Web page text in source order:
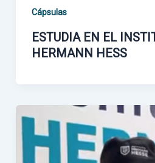
Cápsulas
ESTUDIA EN EL
HERMANN HESS